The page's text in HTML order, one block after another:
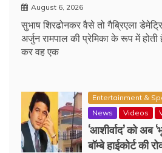
August 6, 2026
सुभाष शिरढोनकर वैसे तो गैब्रिएला
अर्जुन रामपाल की प्रेमिका के रूप में
कर वह एक
Entertainment &
News
Videos
‘आशीर्वाद’ को अब
बॉम्बे हाईकोर्ट की